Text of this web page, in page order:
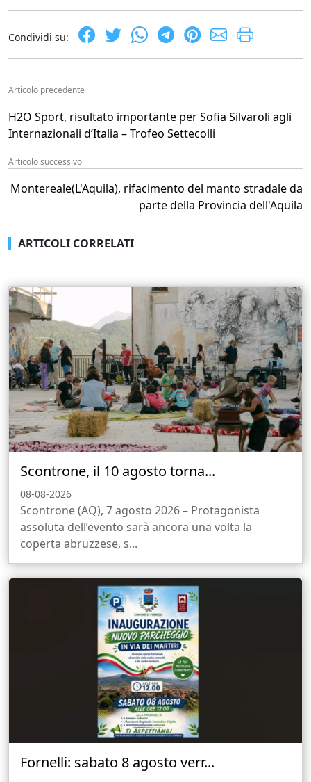
Condividi su:
Articolo precedente
H2O Sport, risultato importante per Sofia Silvaroli agli
Internazionali d’Italia – Trofeo Settecolli
Articolo successivo
Montereale(L'Aquila), rifacimento del manto stradale da
parte della Provincia dell'Aquila
ARTICOLI CORRELATI
Scontrone, il 10 agosto torna...
08-08-2026
Scontrone (AQ), 7 agosto 2026 – Protagonista
assoluta dell’evento sarà ancora una volta la
coperta abruzzese, s...
Fornelli: sabato 8 agosto verr...